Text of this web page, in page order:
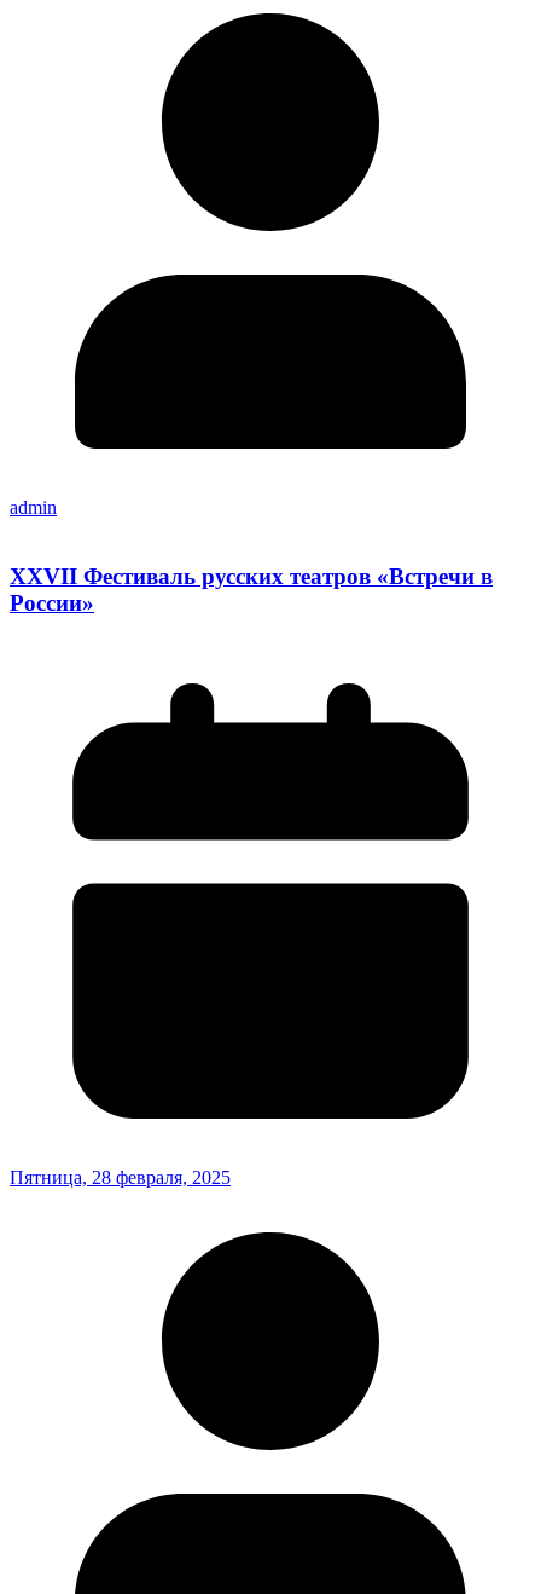
admin
XXVII Фестиваль русских театров «Встречи в
России»
Пятница, 28 февраля, 2025